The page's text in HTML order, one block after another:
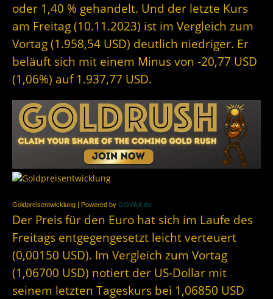
oder 1,40 % gehandelt. Und der letzte Kurs
am Freitag (10.11.2023) ist im Vergleich zum
Vortag (1.958,54 USD) deutlich niedriger. Er
beläuft sich mit einem Minus von -20,77 USD
(1,06%) auf 1.937,77 USD.
Goldpreisentwicklung | Powered by GOYAX.de
Der Preis für den Euro hat sich im Laufe des
Freitags entgegengesetzt leicht verteuert
(0,00150 USD). Im Vergleich zum Vortag
(1,06700 USD) notiert der US-Dollar mit
seinem letzten Tageskurs bei 1,06850 USD